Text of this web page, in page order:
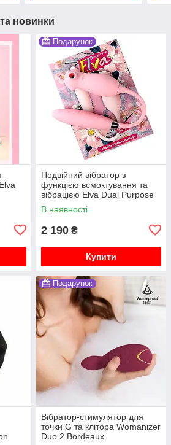
та новинки
Подарунок
Подвійний вібратор з
функцією всмоктування та
вібрацією Elva Dual Purpose
В наявності
2 190 ₴
Купити
Подарунок
Вібратор-стимулятор для
точки G та клітора Womanizer
Duo 2 Bordeaux